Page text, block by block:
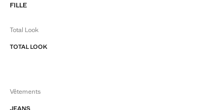
FILLE
Total Look
TOTAL LOOK
Vêtements